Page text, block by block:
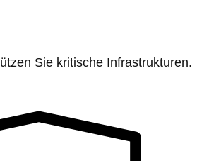
Sie kritische Infrastrukturen.